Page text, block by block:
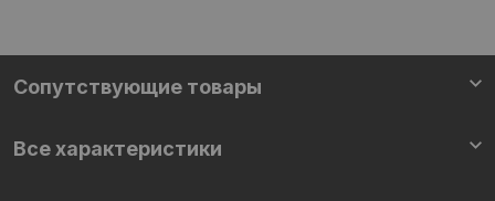
Сопутствующие товары
Все характеристики